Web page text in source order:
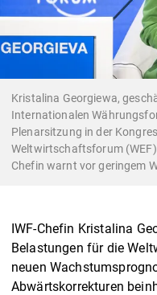
Kristalina Georgiewa,
Internationalen
Plenarsitzung in der
Weltwirtschaftsforum (WEF)
Chefin warnt vor geringem
IWF-Chefin Kristalina
Belastungen für die
neuen
Abwärtskorrekturen